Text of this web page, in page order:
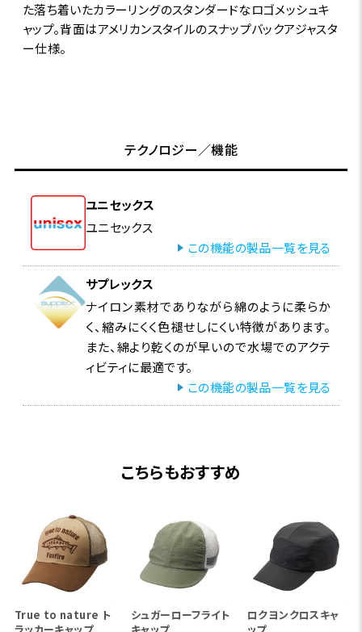
た落ち着いたカラーリングのスタンダードなロゴメッシュキ
ャップ。背面はアメリカンスタイルのスナップバックアジャスタ
ー仕様。
テクノロジー／機能
ユニセックス
ユニセックス
この機能の製品一覧を見る
サプレックス
ナイロン素材でありながら綿のように柔らか
く、縮みにくく色褪せしにくい特徴があります。
また、綿より乾くのが早いので水場でのアクテ
ィビティに最適です。
この機能の製品一覧を見る
こちらもおすすめ
True to nature ト
シュガーローフライト
ロクヨンクロスキャ